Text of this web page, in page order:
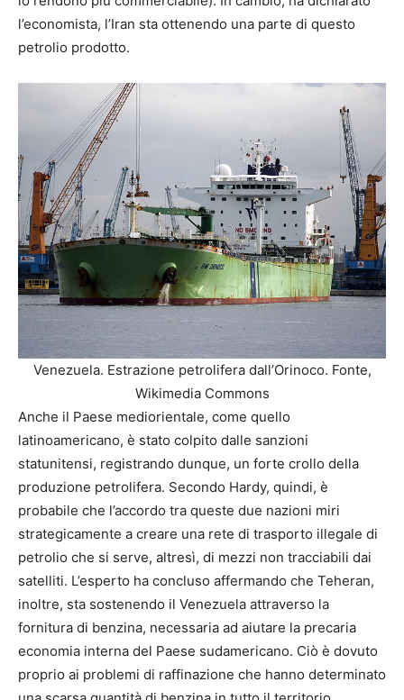
l’economista, l’Iran sta ottenendo una parte di questo
petrolio prodotto.
Venezuela. Estrazione petrolifera dall’Orinoco. Fonte,
Wikimedia Commons
Anche il Paese mediorientale, come quello
latinoamericano, è stato colpito dalle sanzioni
statunitensi, registrando dunque, un forte crollo della
produzione petrolifera. Secondo Hardy, quindi, è
probabile che l’accordo tra queste due nazioni miri
strategicamente a creare una rete di trasporto illegale di
petrolio che si serve, altresì, di mezzi non tracciabili dai
satelliti. L’esperto ha concluso affermando che Teheran,
inoltre, sta sostenendo il Venezuela attraverso la
fornitura di benzina, necessaria ad aiutare la precaria
economia interna del Paese sudamericano. Ciò è dovuto
proprio ai problemi di raffinazione che hanno determinato